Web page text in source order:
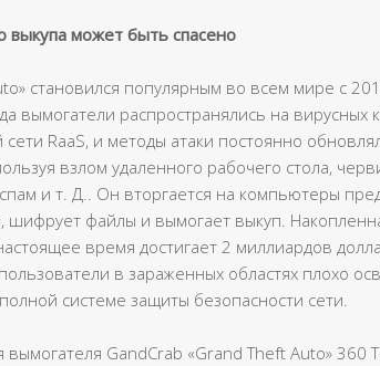
выкупа может быть спасено
становился популярным во всем мире с
вымогатели распространялись на вирусных
RaaS, и методы атаки постоянно
взлом удаленного рабочего стола,
и т. Д.. Он вторгается на компьютеры
шифрует файлы и вымогает выкуп.
время достигает 2 миллиардов
в зараженных областях плохо
системе защиты безопасности сети.
GandCrab «Grand Theft Auto» 360